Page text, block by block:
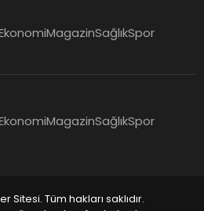
MagazinSağlıkSpor
MagazinSağlıkSpor
Sitesi. Tüm hakları saklıdır.